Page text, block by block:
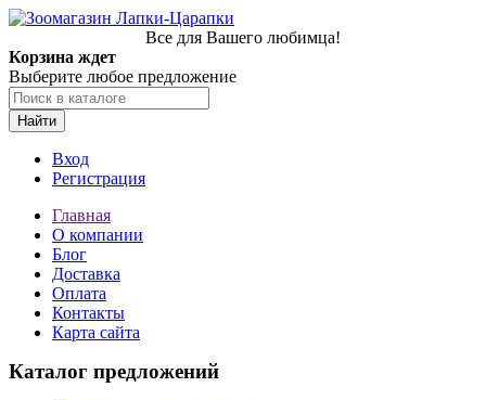
Все для Вашего любимца!
Корзина ждет
Выберите любое предложение
Найти
Вход
Регистрация
Главная
О компании
Блог
Доставка
Оплата
Контакты
Карта сайта
Каталог предложений